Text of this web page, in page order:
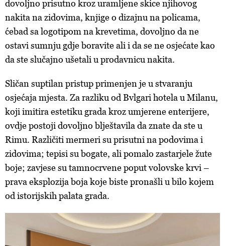
dovoljno prisutno kroz uramljene skice njihovog
nakita na zidovima, knjige o dizajnu na policama,
ćebad sa logotipom na krevetima, dovoljno da ne
ostavi sumnju gdje boravite ali i da se ne osjećate kao
da ste slučajno ušetali u prodavnicu nakita.
Sličan suptilan pristup primenjen je u stvaranju
osjećaja mjesta. Za razliku od Bvlgari hotela u Milanu,
koji imitira estetiku grada kroz umjerene enterijere,
ovdje postoji dovoljno blještavila da znate da ste u
Rimu. Različiti mermeri su prisutni na podovima i
zidovima; tepisi su bogate, ali pomalo zastarjele žute
boje; zavjese su tamnocrvene poput volovske krvi –
prava eksplozija boja koje biste pronašli u bilo kojem
od istorijskih palata grada.